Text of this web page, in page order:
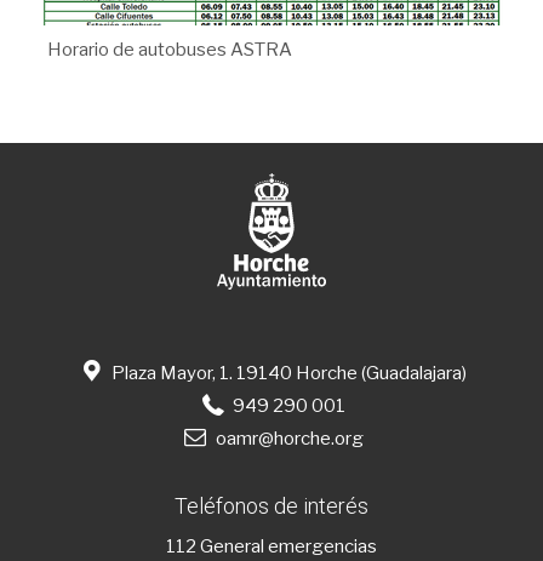
Horario de autobuses ASTRA
Plaza Mayor, 1. 19140 Horche (Guadalajara)
949 290 001
oamr@horche.org
Teléfonos de interés
112 General emergencias